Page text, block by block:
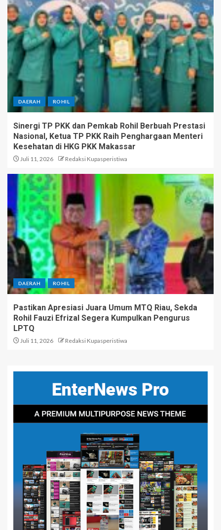
DAERAH ROHIL
Sinergi TP PKK dan Pemkab Rohil Berbuah Prestasi
Nasional, Ketua TP PKK Raih Penghargaan Menteri
Kesehatan di HKG PKK Makassar
Juli 11, 2026 Redaksi Kupasperistiwa
DAERAH ROHIL
Pastikan Apresiasi Juara Umum MTQ Riau, Sekda
Rohil Fauzi Efrizal Segera Kumpulkan Pengurus
LPTQ
Juli 11, 2026 Redaksi Kupasperistiwa